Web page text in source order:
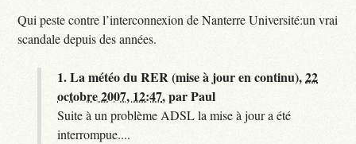
Qui peste contre l’interconnexion de Nanterre Université:un vrai
scandale depuis des années.
1.La météo du RER (mise à jour en continu),22
octobre 2007, 12:47,parPaul
Suite à un problème ADSL la mise à jour a été
interrompue....